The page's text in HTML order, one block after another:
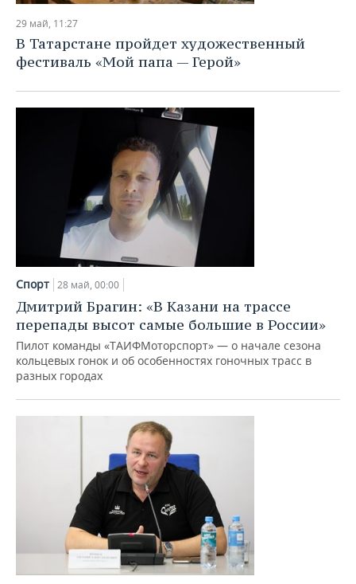
29 май, 11:27
В Татарстане пройдет художественный
фестиваль «Мой папа — Герой»
Спорт 28 май, 00:00
Дмитрий Брагин: «В Казани на трассе
перепады высот самые большие в России»
Пилот команды «ТАИФМоторспорт» — о начале сезона
кольцевых гонок и об особенностях гоночных трасс в
разных городах